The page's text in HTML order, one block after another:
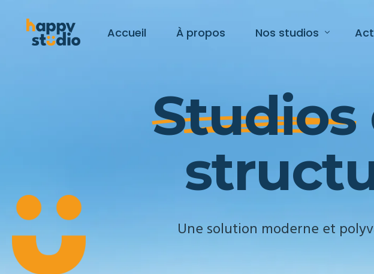
Accueil À propos Nos studios
Studio de jardin 19m²
Studio de jardin 34m²
Studios
struct
Une solution moderne et